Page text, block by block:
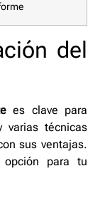
del
es clave para
varias técnicas
sus ventajas.
para tu